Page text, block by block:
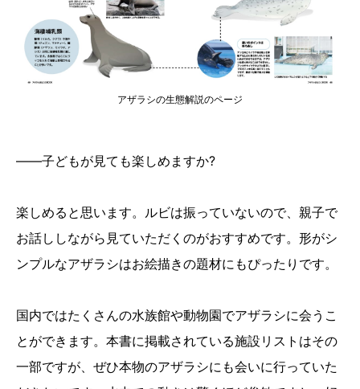
アザラシの生態解説のページ
――子どもが見ても楽しめますか?
楽しめると思います。ルビは振っていないので、親子で
お話ししながら見ていただくのがおすすめです。形がシ
ンプルなアザラシはお絵描きの題材にもぴったりです。
国内ではたくさんの水族館や動物園でアザラシに会うこ
とができます。本書に掲載されている施設リストはその
一部ですが、ぜひ本物のアザラシにも会いに行っていた